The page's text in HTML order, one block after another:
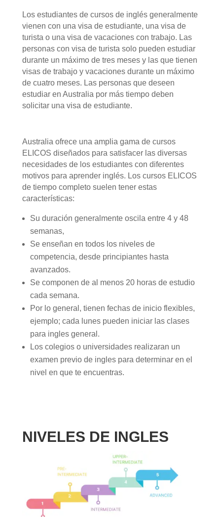
Los estudiantes de cursos de inglés generalmente
vienen con una visa de estudiante, una visa de
turista o una visa de vacaciones con trabajo. Las
personas con visa de turista solo pueden estudiar
durante un máximo de tres meses y las que tienen
visas de trabajo y vacaciones durante un máximo
de cuatro meses. Las personas que deseen
estudiar en Australia por más tiempo deben
solicitar una visa de estudiante.
Australia ofrece una amplia gama de cursos
ELICOS diseñados para satisfacer las diversas
necesidades de los estudiantes con diferentes
motivos para aprender inglés. Los cursos ELICOS
de tiempo completo suelen tener estas
características:
Su duración generalmente oscila entre 4 y 48
semanas,
Se enseñan en todos los niveles de
competencia, desde principiantes hasta
avanzados.
Se componen de al menos 20 horas de estudio
cada semana.
Por lo general, tienen fechas de inicio flexibles,
ejemplo; cada lunes pueden iniciar las clases
para ingles general.
Los colegios o universidades realizaran un
examen previo de ingles para determinar en el
nivel en que te encuentras.
NIVELES DE INGLES